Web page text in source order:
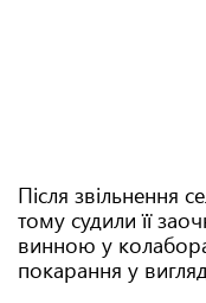
Після звільнення
тому судили її
винною у
покарання у